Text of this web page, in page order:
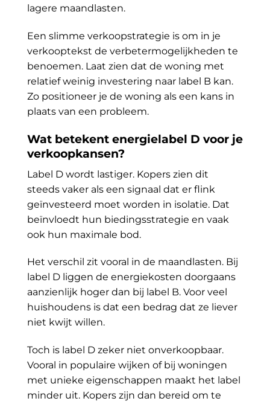
lagere maandlasten.
Een slimme verkoopstrategie is om in je
verkooptekst de verbetermogelijkheden te
benoemen. Laat zien dat de woning met
relatief weinig investering naar label B kan.
Zo positioneer je de woning als een kans in
plaats van een probleem.
Wat betekent energielabel D voor je
verkoopkansen?
Label D wordt lastiger. Kopers zien dit
steeds vaker als een signaal dat er flink
geïnvesteerd moet worden in isolatie. Dat
beïnvloedt hun biedingsstrategie en vaak
ook hun maximale bod.
Het verschil zit vooral in de maandlasten. Bij
label D liggen de energiekosten doorgaans
aanzienlijk hoger dan bij label B. Voor veel
huishoudens is dat een bedrag dat ze liever
niet kwijt willen.
Toch is label D zeker niet onverkoopbaar.
Vooral in populaire wijken of bij woningen
met unieke eigenschappen maakt het label
minder uit. Kopers zijn dan bereid om te